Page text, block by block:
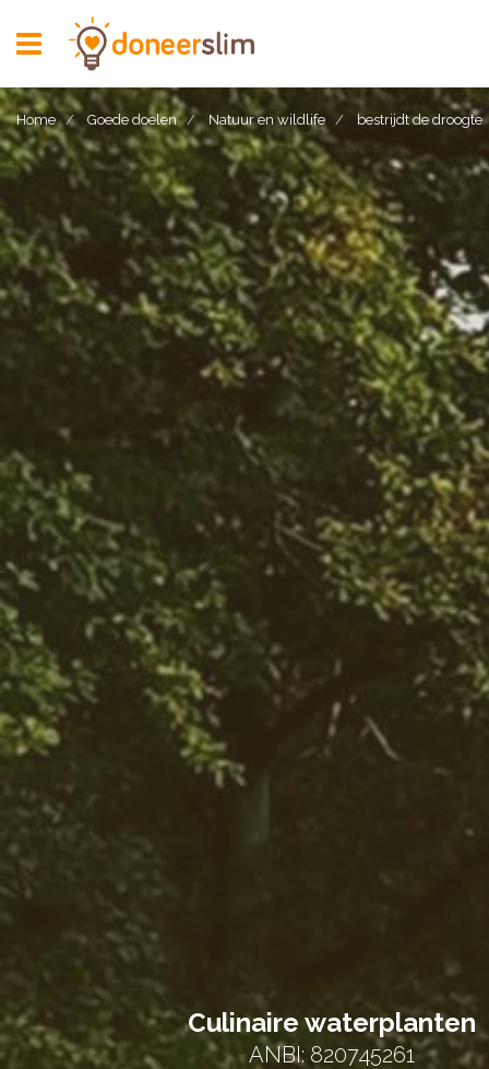
Toggle
navigation
Home Goede doelen Natuur en wildlife bestrijdt de droogte
Culinaire waterplanten
ANBI: 820745261